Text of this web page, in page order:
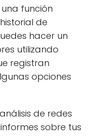
función
de
hacer un
utilizando
registran
opciones
de redes
sobre tus